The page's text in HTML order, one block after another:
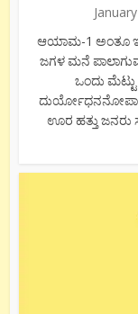
ಆಯಾಮ-1 ಅಂತೂ
ಜಗಳ ಮನೆ
ಒಂದು
ಊರ ಹತ್ತು ಜನರು